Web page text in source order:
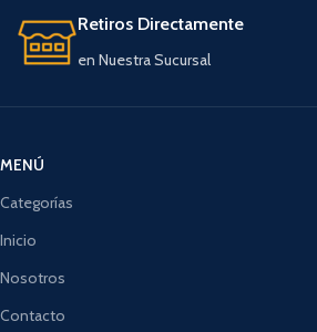
Retiros Directamente
en Nuestra Sucursal
MENÚ
Categorías
Inicio
Nosotros
Contacto